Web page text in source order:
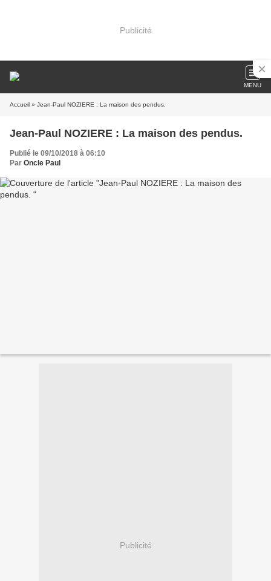
Publicité
MENU
Accueil » Jean-Paul NOZIERE : La maison des pendus.
Jean-Paul NOZIERE : La maison des pendus.
Publié le 09/10/2018 à 06:10
Par Oncle Paul
Publicité